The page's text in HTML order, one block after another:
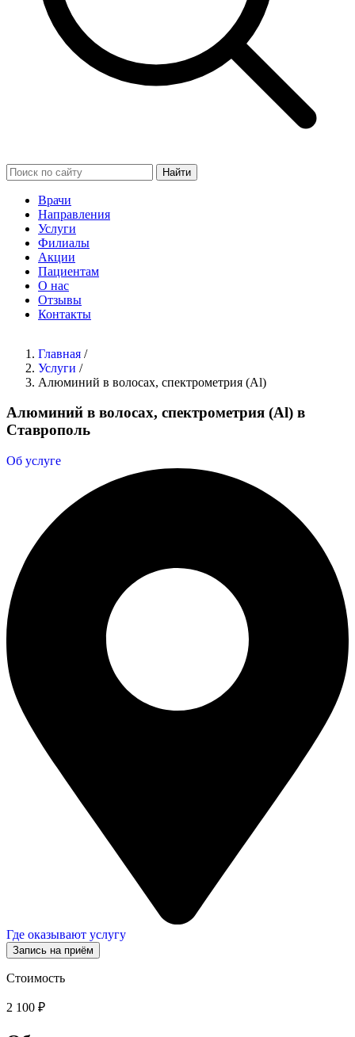
Найти
Врачи
Направления
Услуги
Филиалы
Акции
Пациентам
О нас
Отзывы
Контакты
Главная /
Услуги /
Алюминий в волосах, спектрометрия (Al)
Алюминий в волосах, спектрометрия (Al) в
Ставрополь
Об услуге
Где оказывают услугу
Запись на приём
Стоимость
2 100 ₽